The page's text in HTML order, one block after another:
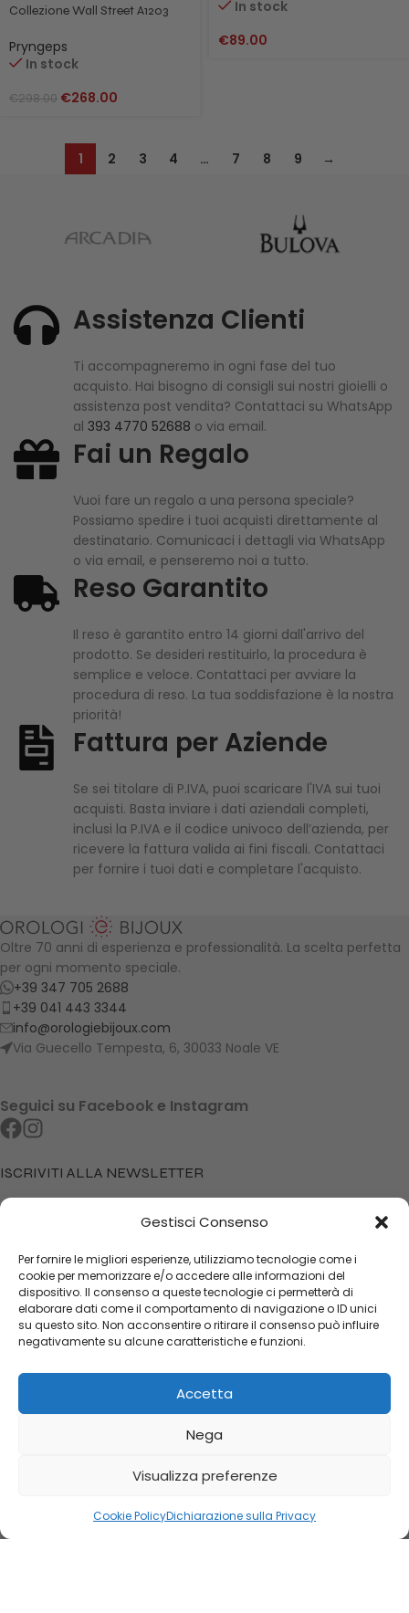
Gestisci Consenso
Per fornire le migliori esperienze, utilizziamo tecnologie come i
cookie per memorizzare e/o accedere alle informazioni del
dispositivo. Il consenso a queste tecnologie ci permetterà di
elaborare dati come il comportamento di navigazione o ID unici
su questo sito. Non acconsentire o ritirare il consenso può influire
negativamente su alcune caratteristiche e funzioni.
Accetta
Nega
Visualizza preferenze
Cookie PolicyDichiarazione sulla Privacy
Collezione Wall Street A1203
Pryngeps
In stock
€298.00 €268.00
In stock
€89.00
1 2 3 4 … 7 8 9 →
Assistenza Clienti
Ti accompagneremo in ogni fase del tuo
acquisto. Hai bisogno di consigli sui nostri gioielli o
assistenza post vendita? Contattaci su WhatsApp
al 393 4770 52688 o via email.
Fai un Regalo
Vuoi fare un regalo a una persona speciale?
Possiamo spedire i tuoi acquisti direttamente al
destinatario. Comunicaci i dettagli via WhatsApp
o via email, e penseremo noi a tutto.
Reso Garantito
Il reso è garantito entro 14 giorni dall'arrivo del
prodotto. Se desideri restituirlo, la procedura è
semplice e veloce. Contattaci per avviare la
procedura di reso. La tua soddisfazione è la nostra
priorità!
Fattura per Aziende
Se sei titolare di P.IVA, puoi scaricare l'IVA sui tuoi
acquisti. Basta inviare i dati aziendali completi,
inclusi la P.IVA e il codice univoco dell’azienda, per
ricevere la fattura valida ai fini fiscali. Contattaci
per fornire i tuoi dati e completare l'acquisto.
Oltre 70 anni di esperienza e professionalità. La scelta perfetta
per ogni momento speciale.
+39 347 705 2688
+39 041 443 3344
info@orologiebijoux.com
Via Guecello Tempesta, 6, 30033 Noale VE
Seguici su Facebook e Instagram
ISCRIVITI ALLA NEWSLETTER
Cognome
Email
AREA UTENTE
Cart
My account